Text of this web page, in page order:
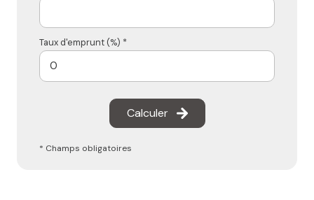
Taux d'emprunt (%) *
Calculer
* Champs obligatoires